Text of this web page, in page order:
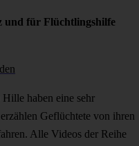
und für Flüchtlingshilfe
haben eine sehr
Geflüchtete von ihren
Alle Videos der Reihe